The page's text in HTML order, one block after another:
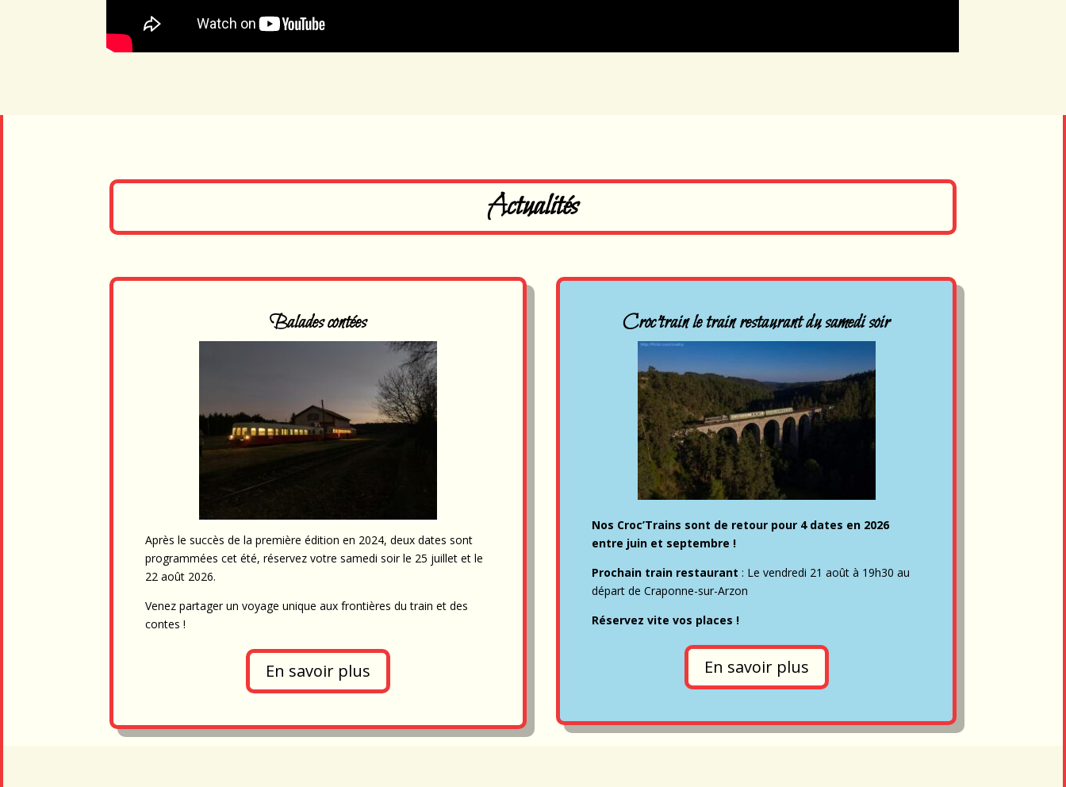
Actualités
Balades contées
Après le succès de la première édition en 2024, deux dates sont
programmées cet été, réservez votre samedi soir le 25 juillet et le
22 août 2026.
Venez partager un voyage unique aux frontières du train et des
contes !
En savoir plus
Croc'train le train restaurant du samedi soir
Nos Croc’Trains sont de retour pour 4 dates en 2026
entre juin et septembre !
Prochain train restaurant : Le vendredi 21 août à 19h30 au
départ de Craponne-sur-Arzon
Réservez vite vos places !
En savoir plus